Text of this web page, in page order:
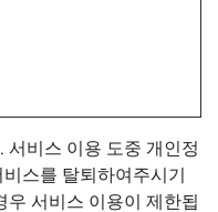
서비스 이용 도중 개인정
스를 탈퇴하여주시기
우 서비스 이용이 제한됩